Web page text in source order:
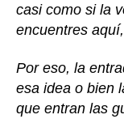
casi como si la
encuentres
Por eso, la
esa idea o bien
que entran las